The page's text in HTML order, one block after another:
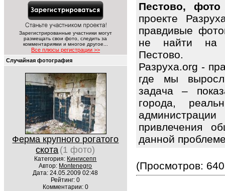
Зарегистрированные участники могут
размещать свои фото, следить за
комментариями и многое другое...
Все плюсы регистрации >>
Случайная фотография
Ферма крупного рогатого
скота (1 фото)
Категория: Кингисепп
Автор: Montenegro
Дата: 24.05.2009 02:48
Рейтинг: 0
Комментарии: 0
Пестово,
проекте
правдивые
не найти на
Пестово.
Разруха.org -
где мы
задача –
города,
привлечения
данной
(Просмотров: